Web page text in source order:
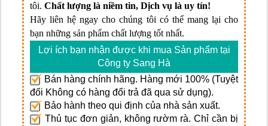
tôi. Chất lượng là niềm tin, Dịch vụ là uy tín!
Hãy liên hệ ngay cho chúng tôi có thể mang lại cho
bạn những sản phẩm chất lượng tốt nhất.
Lợi ích bạn nhận được khi mua Sản phẩm tại
Công ty Sang Hà
Bán hàng chính hãng. Hàng mới 100% (Tuyệt
đối Không có hàng đổi trả đã qua sử dụng).
Bảo hành theo qui định của nhà sản xuất.
Thủ tục đơn giản, không rườm rà. Chỉ cần bị